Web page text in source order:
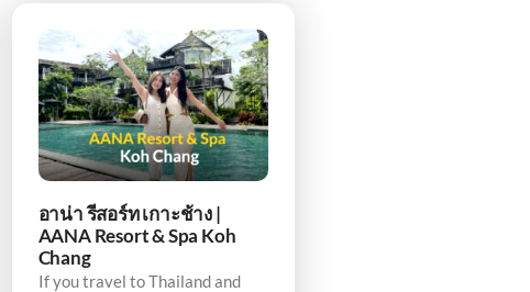
อาน่า รีสอร์ท เกาะช้าง |
AANA Resort & Spa Koh
Chang
If you travel to Thailand and